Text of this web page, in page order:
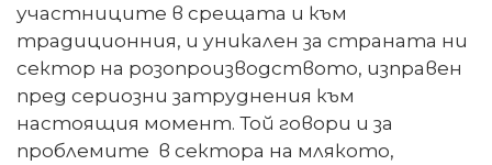
участниците в срещата и към
традиционния, и уникален за страната ни
сектор на розопроизводството, изправен
пред сериозни затруднения към
настоящия момент. Той говори и за
проблемите в сектора на млякото,